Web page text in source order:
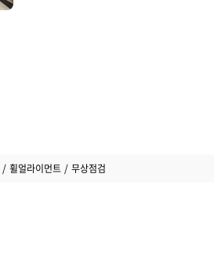
휠얼라이먼트 무상점검